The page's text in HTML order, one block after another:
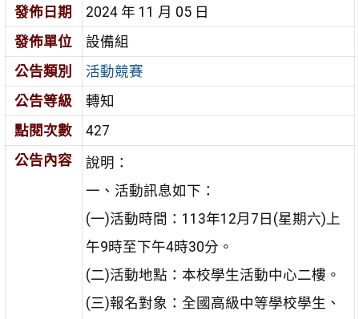
發佈日期
2024 年 11 月 05 日
發佈單位
設備組
公告類別
活動競賽
公告等級
轉知
點閱次數
427
公告內容
說明：
一、活動訊息如下：
(一)活動時間：113年12月7日(星期六)上
午9時至下午4時30分。
(二)活動地點：本校學生活動中心二樓。
(三)報名對象：全國高級中等學校學生、